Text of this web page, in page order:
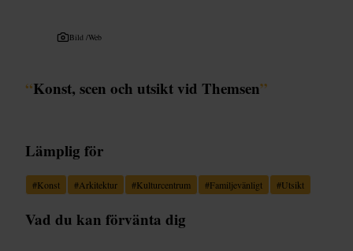
Bild /Web
“Konst, scen och utsikt vid Themsen”
Lämplig för
#Konst #Arkitektur #Kulturcentrum #Familjevänligt #Utsikt
Vad du kan förvänta dig